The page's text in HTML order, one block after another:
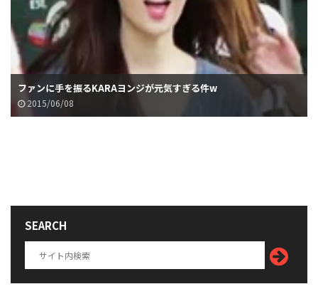
ファンに手を振るKARAヨンジが元気すぎる件w
2015/06/08
SEARCH